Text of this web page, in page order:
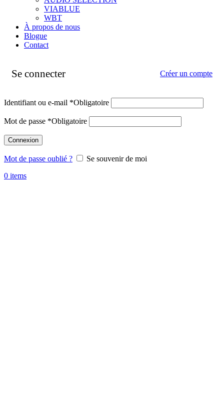
VIABLUE
WBT
À propos de nous
Blogue
Contact
Se connecter Créer un compte
Identifiant ou e-mail *Obligatoire
Mot de passe *Obligatoire
Connexion
Mot de passe oublié ?
Se souvenir de moi
0 items